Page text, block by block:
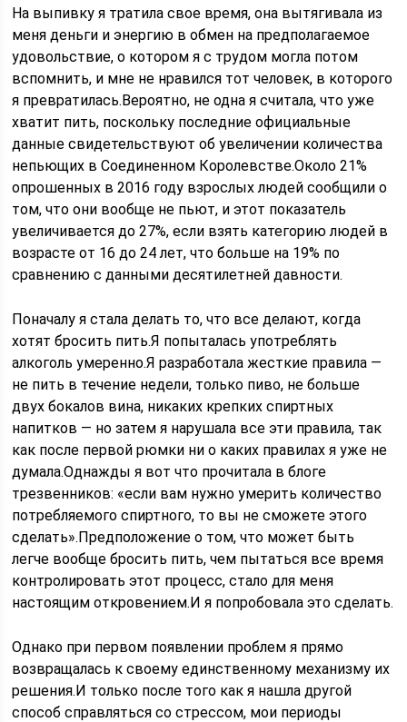
На выпивку я тратила свое время, она вытягивала из
меня деньги и энергию в обмен на предполагаемое
удовольствие, о котором я с трудом могла потом
вспомнить, и мне не нравился тот человек, в которого
я превратилась.Вероятно, не одна я считала, что уже
хватит пить, поскольку последние официальные
данные свидетельствуют об увеличении количества
непьющих в Соединенном Королевстве.Около 21%
опрошенных в 2016 году взрослых людей сообщили о
том, что они вообще не пьют, и этот показатель
увеличивается до 27%, если взять категорию людей в
возрасте от 16 до 24 лет, что больше на 19% по
сравнению с данными десятилетней давности.
Поначалу я стала делать то, что все делают, когда
хотят бросить пить.Я попыталась употреблять
алкоголь умеренно.Я разработала жесткие правила —
не пить в течение недели, только пиво, не больше
двух бокалов вина, никаких крепких спиртных
напитков — но затем я нарушала все эти правила, так
как после первой рюмки ни о каких правилах я уже не
думала.Однажды я вот что прочитала в блоге
трезвенников: «если вам нужно умерить количество
потребляемого спиртного, то вы не сможете этого
сделать».Предположение о том, что может быть
легче вообще бросить пить, чем пытаться все время
контролировать этот процесс, стало для меня
настоящим откровением.И я попробовала это сделать.
Однако при первом появлении проблем я прямо
возвращалась к своему единственному механизму их
решения.И только после того как я нашла другой
способ справляться со стрессом, мои периоды